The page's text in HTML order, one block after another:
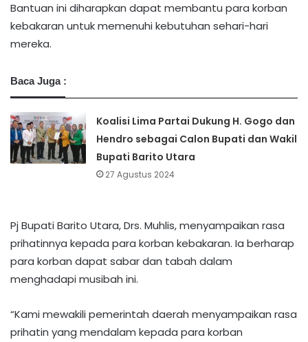
Bantuan ini diharapkan dapat membantu para korban
kebakaran untuk memenuhi kebutuhan sehari-hari
mereka.
Baca Juga :
Koalisi Lima Partai Dukung H. Gogo dan
Hendro sebagai Calon Bupati dan Wakil
Bupati Barito Utara
27 Agustus 2024
Pj Bupati Barito Utara, Drs. Muhlis, menyampaikan rasa
prihatinnya kepada para korban kebakaran. Ia berharap
para korban dapat sabar dan tabah dalam
menghadapi musibah ini.
“Kami mewakili pemerintah daerah menyampaikan rasa
prihatin yang mendalam kepada para korban